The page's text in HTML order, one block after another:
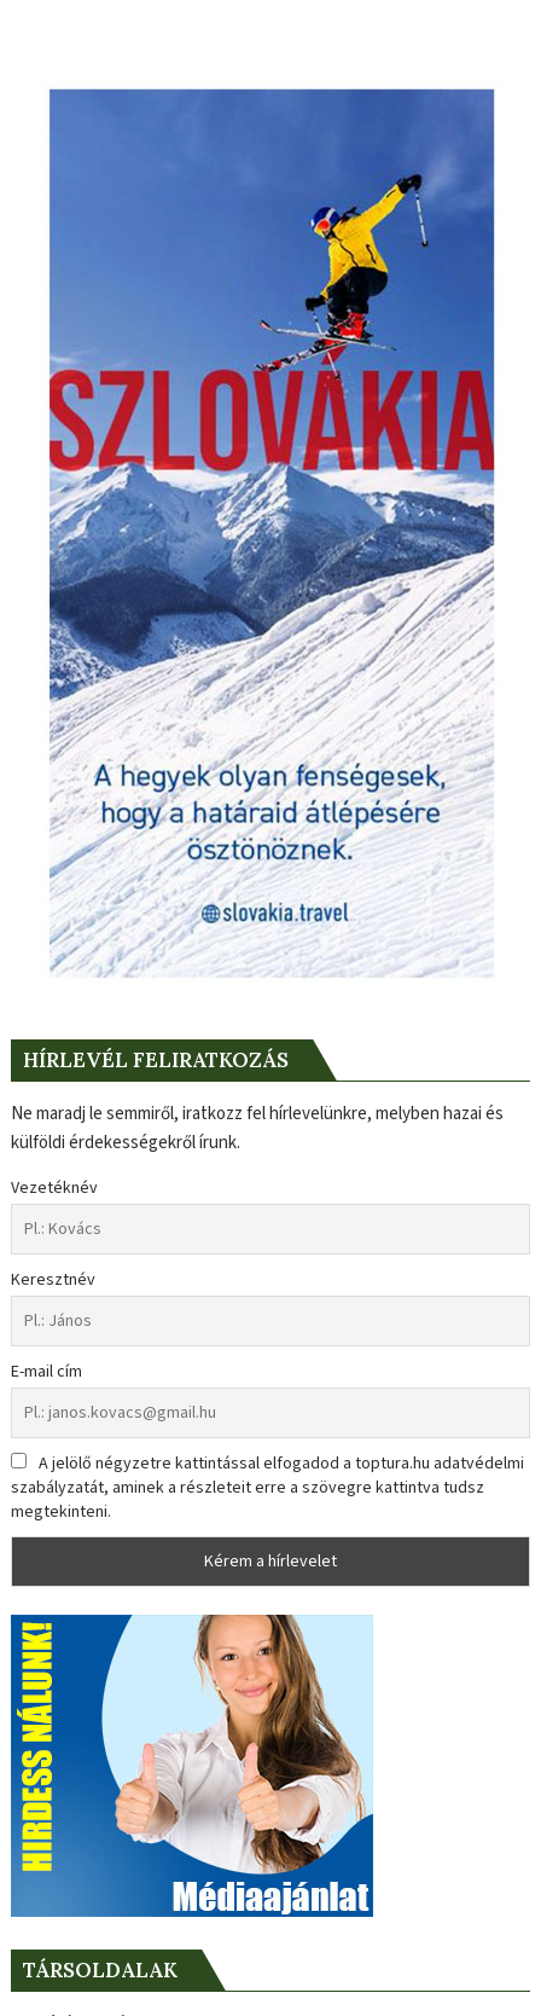
HÍRLEVÉL FELIRATKOZÁS
Ne maradj le semmiről, iratkozz fel hírlevelünkre, melyben hazai és
külföldi érdekességekről írunk.
Vezetéknév
Keresztnév
E-mail cím
A jelölő négyzetre kattintással elfogadod a toptura.hu adatvédelmi
szabályzatát, aminek a részleteit erre a szövegre kattintva tudsz
megtekinteni.
TÁRSOLDALAK